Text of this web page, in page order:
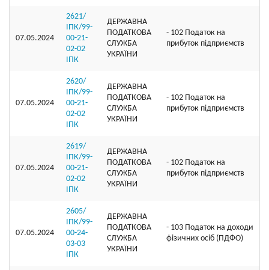
07.05.2024
2621/
ІПК/99-
00-21-
02-02
ІПК
ДЕРЖАВНА
ПОДАТКОВА
СЛУЖБА
УКРАЇНИ
- 102 Податок на
прибуток підприємств
07.05.2024
2620/
ІПК/99-
00-21-
02-02
ІПК
ДЕРЖАВНА
ПОДАТКОВА
СЛУЖБА
УКРАЇНИ
- 102 Податок на
прибуток підприємств
07.05.2024
2619/
ІПК/99-
00-21-
02-02
ІПК
ДЕРЖАВНА
ПОДАТКОВА
СЛУЖБА
УКРАЇНИ
- 102 Податок на
прибуток підприємств
07.05.2024
2605/
ІПК/99-
00-24-
03-03
ІПК
ДЕРЖАВНА
ПОДАТКОВА
СЛУЖБА
УКРАЇНИ
- 103 Податок на доходи
фізичних осіб (ПДФО)